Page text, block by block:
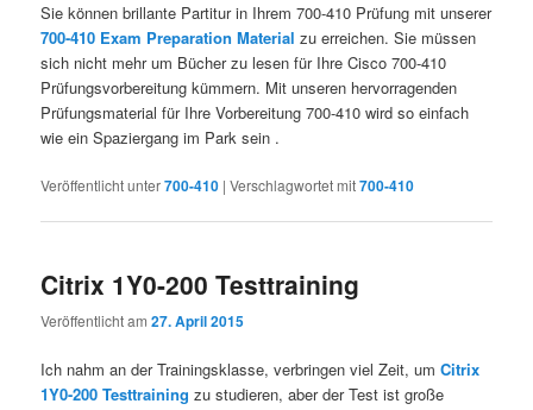
Sie können brillante Partitur in Ihrem 700-410 Prüfung mit unserer
700-410 Exam Preparation Material zu erreichen. Sie müssen
sich nicht mehr um Bücher zu lesen für Ihre Cisco 700-410
Prüfungsvorbereitung kümmern. Mit unseren hervorragenden
Prüfungsmaterial für Ihre Vorbereitung 700-410 wird so einfach
wie ein Spaziergang im Park sein .
Veröffentlicht unter700-410 |Verschlagwortet mit700-410
Citrix 1Y0-200 Testtraining
Veröffentlicht am27. April 2015
Ich nahm an der Trainingsklasse, verbringen viel Zeit, umCitrix
1Y0-200 Testtraining zu studieren, aber der Test ist große